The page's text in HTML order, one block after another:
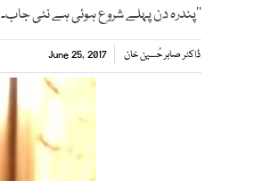
’’پندرہ دن پہلے شروع ہوئی ہے نئی جاب۔ 80 ھزار تنخواہ ہے۔‘‘
ڈاکٹر صابر حُسین خان June 25, 2017